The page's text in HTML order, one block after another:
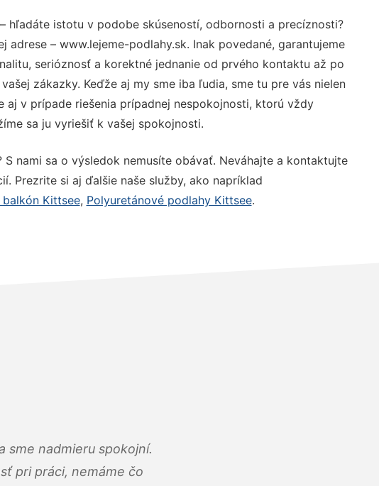
– hľadáte istotu v podobe skúseností, odbornosti a precíznosti?
adrese – www.lejeme-podlahy.sk. Inak povedané, garantujeme
serióznosť a korektné jednanie od prvého kontaktu až po
zákazky. Keďže aj my sme iba ľudia, sme tu pre vás nielen
aj v prípade riešenia prípadnej nespokojnosti, ktorú vždy
sa ju vyriešiť k vašej spokojnosti.
S nami sa o výsledok nemusíte obávať. Neváhajte a kontaktujte
Prezrite si aj ďalšie naše služby, ako napríklad
balkón Kittsee, Polyuretánové podlahy Kittsee.
sme nadmieru spokojní.
pri práci, nemáme čo